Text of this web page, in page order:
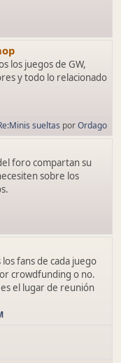
los juegos de GW,
y todo lo relacionado
sueltas porOrdago
foro compartan su
sobre los
fans de cada juego
crowdfunding o no.
el lugar de reunión